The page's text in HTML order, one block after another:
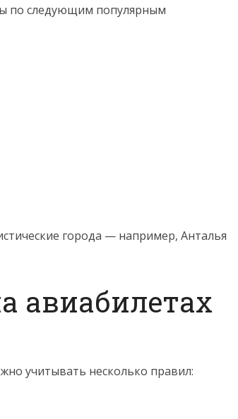
по следующим популярным
города — например, Анталья
авиабилетах
учитывать несколько правил: